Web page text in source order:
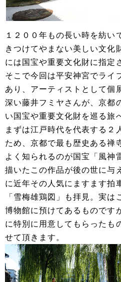
１２００年もの長い時を紡い
きつけてやまない美しい文化
には国宝や重要文化財に指定
そこで今回は平安神宮でライ
あり、アーティストとして個
深い藤井フミヤさんが、京都
い国宝や重要文化財を巡る旅
まずは江戸時代を代表する２
ため、京都で最も歴史ある禅
よく知られるのが国宝「風神
描いたこの作品が後の世に与
に近年その人気にますます拍
「雪梅雄鶏図」も拝見。実は
博物館に預けてあるものです
に特別に用意してもらったも
せて頂きます。